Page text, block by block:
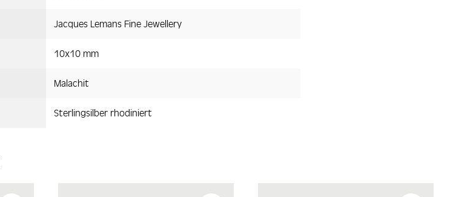
Jacques Lemans Fine Jewellery
10x10 mm
Malachit
Sterlingsilber rhodiniert